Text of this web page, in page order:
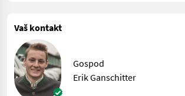
Vaš kontakt
Gospod
Erik Ganschitter